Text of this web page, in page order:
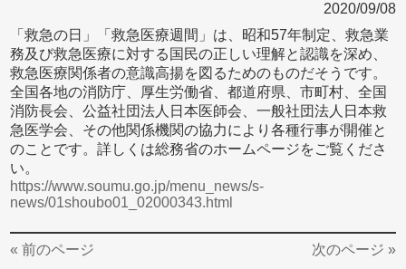
2020/09/08
「救急の日」「救急医療週間」は、昭和57年制定、救急業
務及び救急医療に対する国民の正しい理解と認識を深め、
救急医療関係者の意識高揚を図るためのものだそうです。
全国各地の消防庁、厚生労働省、都道府県、市町村、全国
消防長会、公益社団法人日本医師会、一般社団法人日本救
急医学会、その他関係機関の協力により各種行事が開催と
のことです。詳しくは総務省のホームページをご覧くださ
い。
https://www.soumu.go.jp/menu_news/s-
news/01shoubo01_02000343.html
« 前のページ 次のページ »